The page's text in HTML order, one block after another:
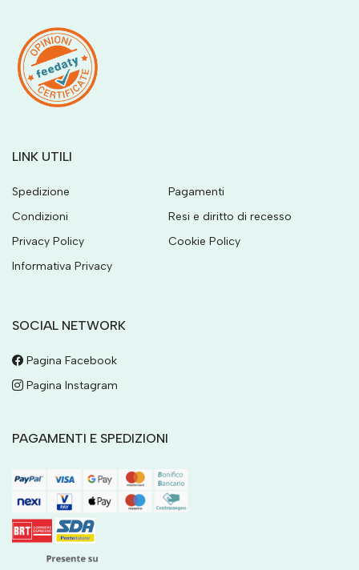
LINK UTILI
Spedizione
Pagamenti
Condizioni
Resi e diritto di recesso
Privacy Policy
Cookie Policy
Informativa Privacy
SOCIAL NETWORK
Pagina Facebook
Pagina Instagram
PAGAMENTI E SPEDIZIONI